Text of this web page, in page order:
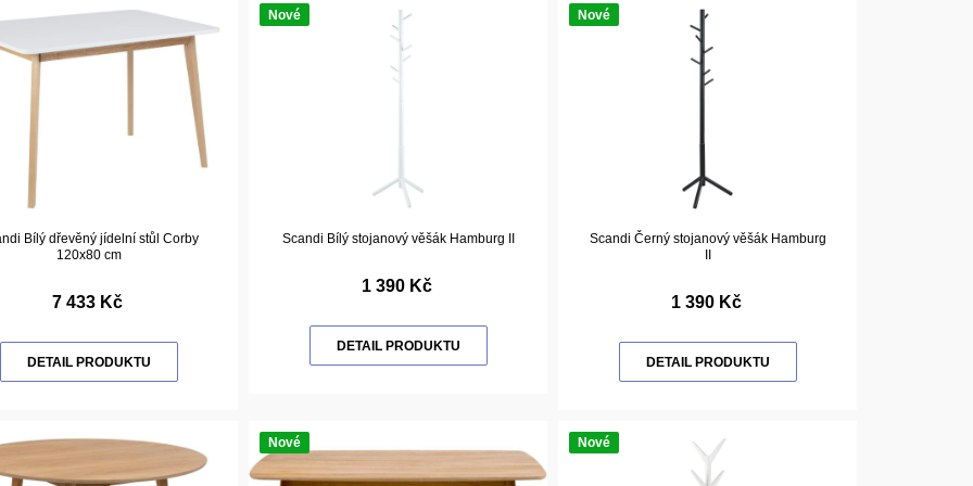
Bílý dřevěný jídelní stůl Corby
120x80 cm
7 433 Kč
DETAIL PRODUKTU
Nové
Scandi Bílý stojanový věšák Hamburg II
1 390 Kč
DETAIL PRODUKTU
Nové
Scandi Černý stojanový věšák Hamburg
1 390 Kč
DETAIL PRODUKTU
Nové Nové